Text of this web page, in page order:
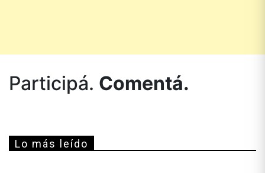
Participá. Comentá.
Lo más leído